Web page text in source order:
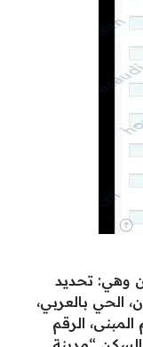
وهي: تحديد
الحي بالعربي،
المبنى، الرقم